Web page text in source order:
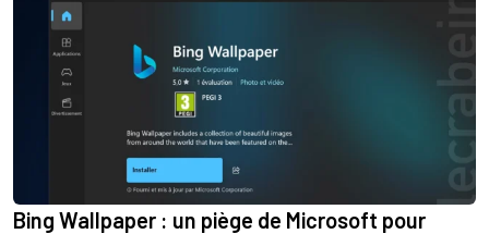
Bing Wallpaper : un piège de Microsoft pour